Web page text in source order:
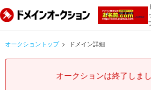
オークショントップ ドメイン詳細
オークションは終了しまし